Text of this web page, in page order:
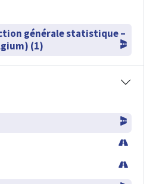
générale statistique –
(1)